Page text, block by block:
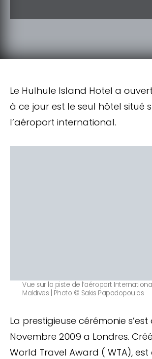
Le Hulhule Island Hotel a
à ce jour est le seul hôtel situé
l’aéroport international.
Vue sur la piste de l’aéroport
Maldives | Photo © Sakis Papadopoulos
La prestigieuse cérémonie
Novembre 2009 a Londres.
World Travel Award ( WTA),